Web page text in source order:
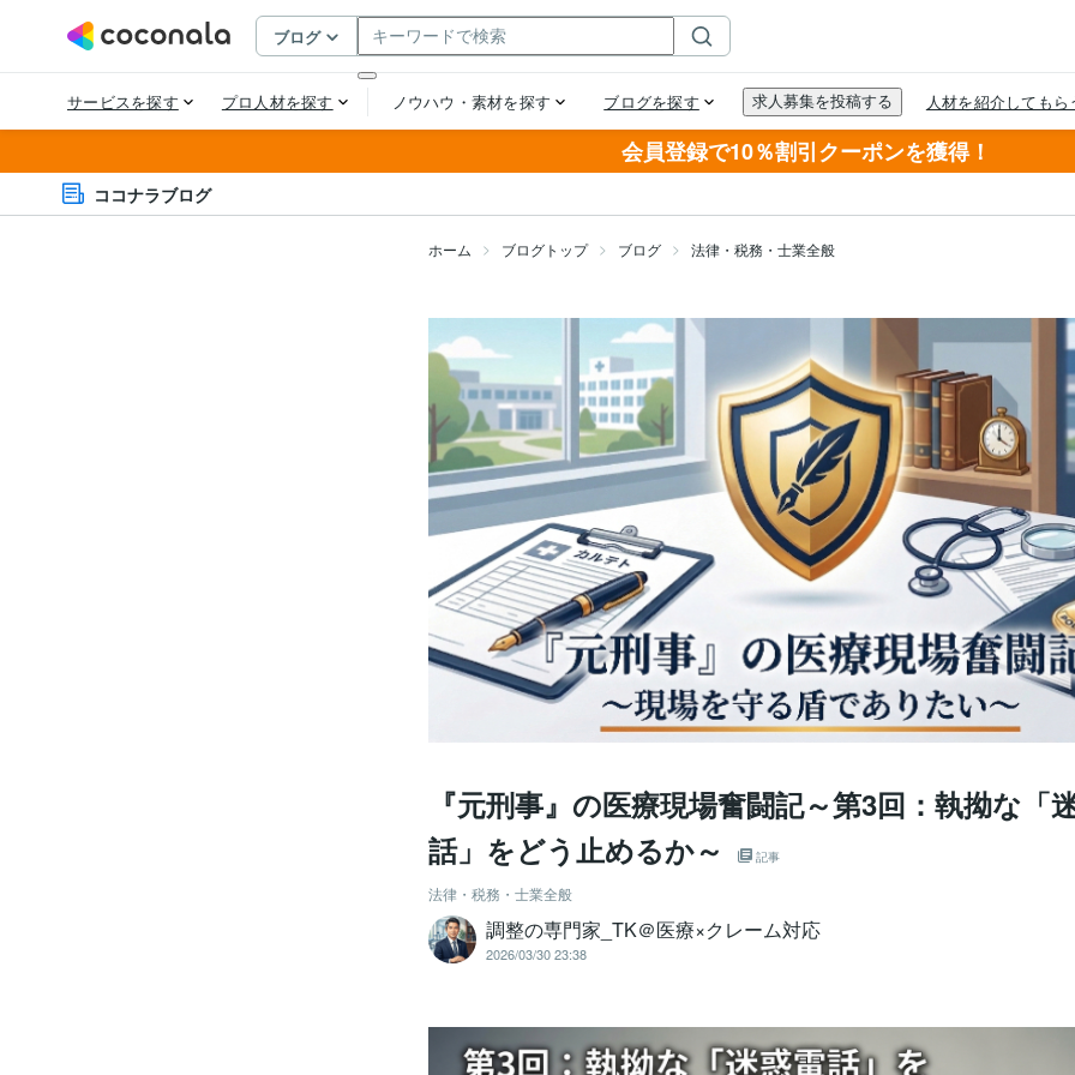
会員登録で10％割引クーポンを獲得！
ココナラブログ
ホーム ブログトップ ブログ 法律・税務・士業全般
『元刑事』の医療現場奮闘記～第3回：執拗な「
話」をどう止めるか～
記事
法律・税務・士業全般
調整の専門家_TK＠医療×クレーム対応
2026/03/30 23:38